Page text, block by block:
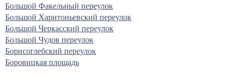
Большой Факельный переулок
Большой Харитоньевский переулок
Большой Черкасский переулок
Большой Чудов переулок
Борисоглебский переулок
Боровицкая площадь